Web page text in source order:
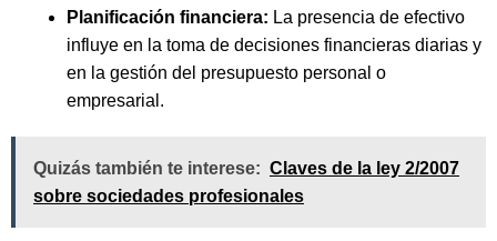
Planificación financiera: La presencia de efectivo
influye en la toma de decisiones financieras diarias y
en la gestión del presupuesto personal o
empresarial.
Quizás también te interese: Claves de la ley 2/2007
sobre sociedades profesionales